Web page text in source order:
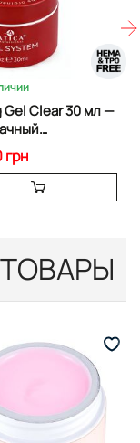
Gel Clear 30 мл —
гель
грн